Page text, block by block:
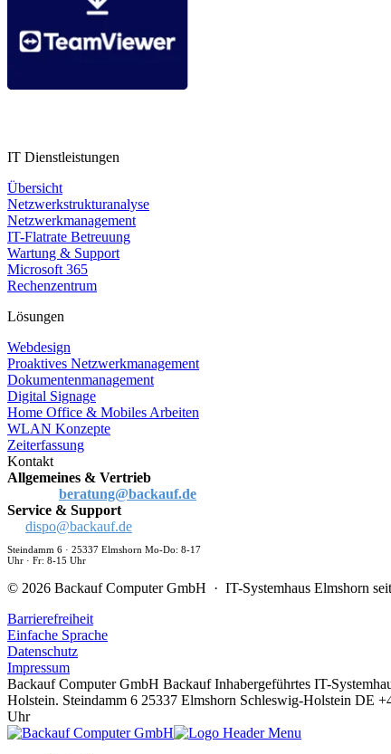
IT Dienstleistungen
Übersicht
Netzwerkstrukturanalyse
Netzwerkmanagement
IT-Flatrate Betreuung
Wartung & Support
Microsoft 365
Rechenzentrum
Lösungen
Webdesign
Proaktives Netzwerkmanagement
Dokumentenmanagement
Digital Signage
Home Office & Mobiles Arbeiten
WLAN Konzepte
Zeiterfassung
Kontakt
Allgemeines & Vertrieb
beratung@backauf.de
Service & Support
dispo@backauf.de
Steindamm 6 · 25337 Elmshorn Mo-Do: 8-17
Uhr · Fr: 8-15 Uhr
© 2026 Backauf Computer GmbH · IT-Systemhaus Elmshorn
Barrierefreiheit
Einfache Sprache
Datenschutz
Impressum
Backauf Computer GmbH Backauf Inhabergeführtes IT-
Holstein. Steindamm 6 25337 Elmshorn Schleswig-Holstein DE
Uhr